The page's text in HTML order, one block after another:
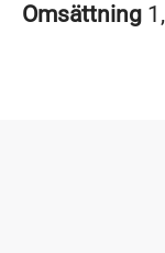
Omsättning